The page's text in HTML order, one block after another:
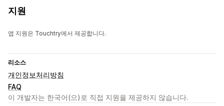
지원
앱 지원은 Touchtry에서 제공합니다.
리소스
개인정보처리방침
FAQ
이 개발자는 한국어(으)로 직접 지원을 제공하지 않습니다.